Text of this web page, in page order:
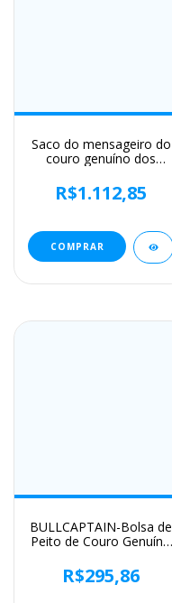
Saco do mensageiro do
couro genuíno dos
couro do cavalo louco
bolsa de ombro dos
sling lazer ocasional
marrom
R$1.112,85
BULLCAPTAIN-Bolsa de
Peito de Couro Genuíno
Multifuncional
Crossbody, Anti-Roubo,
R$295,86